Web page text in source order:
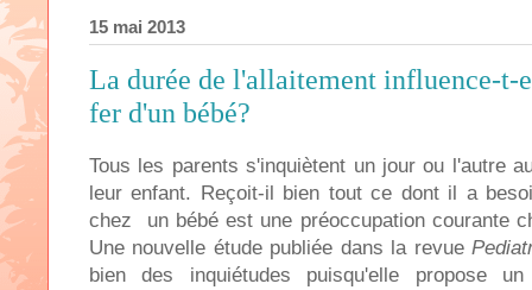
15 mai 2013
La durée de l'allaitement influence-t-
fer d'un bébé?
Tous les parents s'inquiètent un jour ou l'autre
leur enfant. Reçoit-il bien tout ce dont il a
chez un bébé est une préoccupation courante
Une nouvelle étude publiée dans la revue
bien des inquiétudes puisqu'elle propose